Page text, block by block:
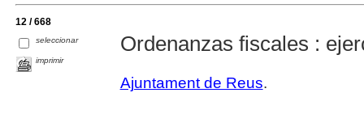
12 / 668
seleccionar
imprimir
Ordenanzas fiscales :
Ajuntament de Reus.